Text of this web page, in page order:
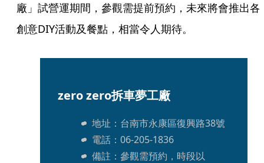
廠」試營運期間，參觀需提前預約，未來將會推出各
創意DIY活動及餐點，相當令人期待。
zero zero拆車夢工廠
地址：台南市永康區復興路38號
電話：06-205-1836
備註：參觀需預約，時段以